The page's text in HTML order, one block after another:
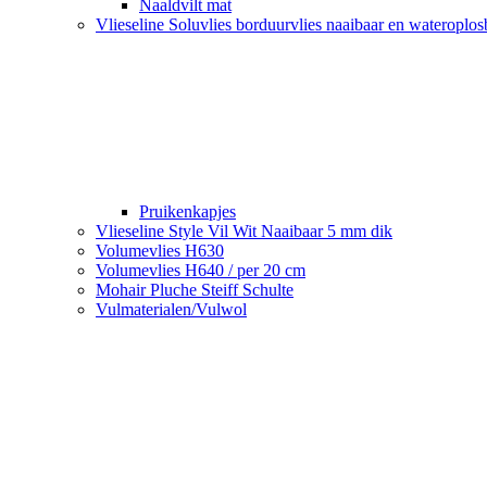
Naaldvilt mat
Vlieseline Soluvlies borduurvlies naaibaar en
Pruikenkapjes
Vlieseline Style Vil Wit Naaibaar 5 mm dik
Volumevlies H630
Volumevlies H640 / per 20 cm
Mohair Pluche Steiff Schulte
Vulmaterialen/Vulwol